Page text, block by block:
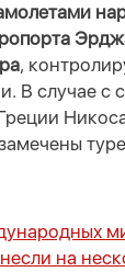
,
В случае с
на